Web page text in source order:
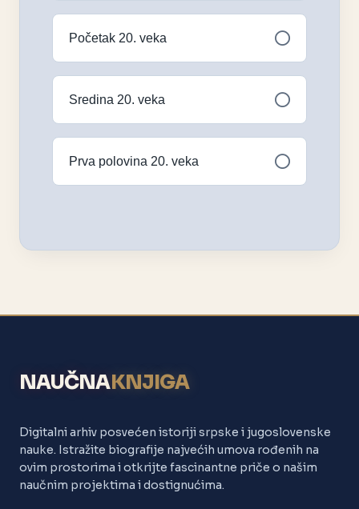
Početak 20. veka
Sredina 20. veka
Prva polovina 20. veka
NAUČNAKNJIGA
Digitalni arhiv posvećen istoriji srpske i jugoslovenske
nauke. Istražite biografije najvećih umova rođenih na
ovim prostorima i otkrijte fascinantne priče o našim
naučnim projektima i dostignućima.